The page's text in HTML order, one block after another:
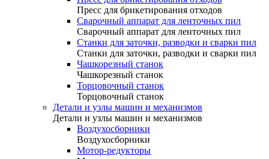
Пресс для брикетирования отходов
Сварочный аппарат для ленточных пил
Сварочный аппарат для ленточных пил
Станки для заточки, разводки и сварки пил
Станки для заточки, разводки и сварки пил
Чашкорезный станок
Чашкорезный станок
Торцовочный станок
Торцовочный станок
Детали и узлы машин и механизмов
Детали и узлы машин и механизмов
Воздухосборники
Воздухосборники
Мотор-редукторы